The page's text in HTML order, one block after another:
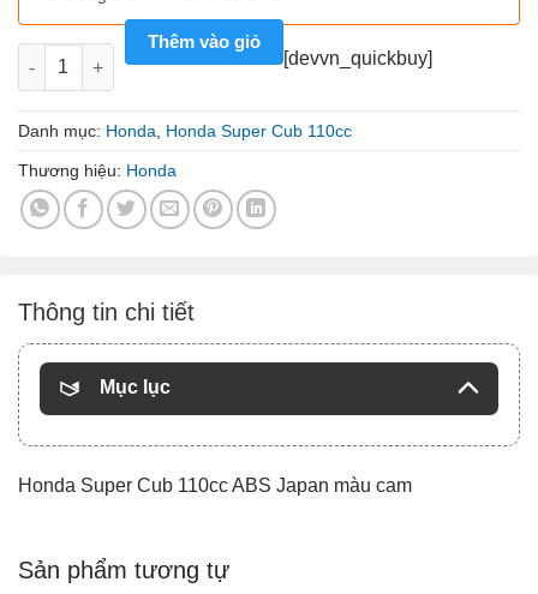
Xe máy nhập Honda Super Cub 110cc ABS Japan màu cam số
Thêm vào giỏ
[devvn_quickbuy]
Danh mục: Honda Honda Super Cub 110cc
Thương hiệu: Honda
Thông tin chi tiết
Mục lục
Honda Super Cub 110cc ABS Japan màu cam
Sản phẩm tương tự